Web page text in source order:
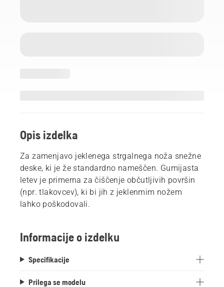
Opis izdelka
Za zamenjavo jeklenega strgalnega noža snežne
deske, ki je že standardno nameščen. Gumijasta
letev je primerna za čiščenje občutljivih površin
(npr. tlakovcev), ki bi jih z jeklenmim nožem
lahko poškodovali.
Informacije o izdelku
Specifikacije
Prilega se modelu